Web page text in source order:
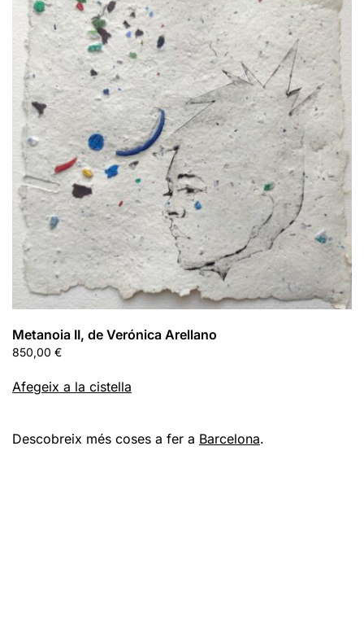
Metanoia II, de Verónica Arellano
850,00 €
Afegeix a la cistella
Descobreix més coses a fer a Barcelona.